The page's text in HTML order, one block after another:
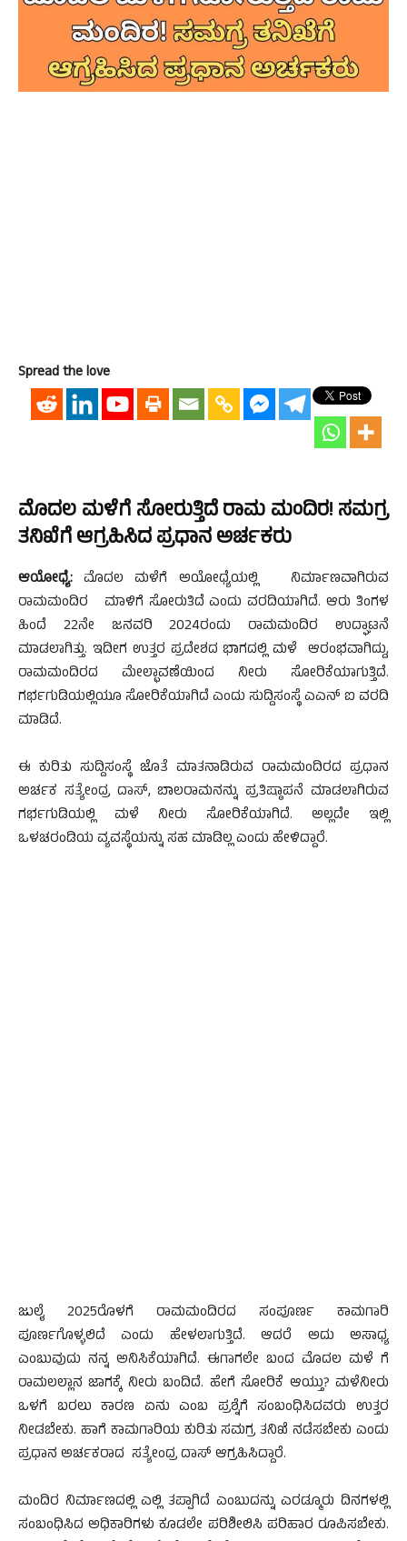
Spread the love
ಮೊದಲ ಮಳೆಗೆ ಸೋರುತ್ತಿದೆ ರಾಮ ಮಂದಿರ! ಸಮಗ್ರ
ತನಿಖೆಗೆ ಆಗ್ರಹಿಸಿದ ಪ್ರಧಾನ ಅರ್ಚಕರು
ಆಯೋಧ್ಯೆ: ಮೊದಲ ಮಳೆಗೆ ಅಯೋಧ್ಯೆಯಲ್ಲಿ ನಿರ್ಮಾಣವಾಗಿರುವ
ರಾಮಮಂದಿರ ಮಾಳಿಗೆ ಸೋರುತಿದೆ ಎಂದು ವರದಿಯಾಗಿದೆ. ಆರು ತಿಂಗಳ
ಹಿಂದೆ 22ನೇ ಜನವರಿ 2024ರಂದು ರಾಮಮಂದಿರ ಉದ್ಘಾಟನೆ
ಮಾಡಲಾಗಿತ್ತು. ಇದೀಗ ಉತ್ತರ ಪ್ರದೇಶದ ಭಾಗದಲ್ಲಿ ಮಳೆ ಆರಂಭವಾಗಿದ್ದು,
ರಾಮಮಂದಿರದ ಮೇಲ್ಛಾವಣೆಯಿಂದ ನೀರು ಸೋರಿಕೆಯಾಗುತ್ತಿದೆ.
ಗರ್ಭಗುಡಿಯಲ್ಲಿಯೂ ಸೋರಿಕೆಯಾಗಿದೆ ಎಂದು ಸುದ್ದಿಸಂಸ್ಥೆ ಎಎನ್ ಐ ವರದಿ
ಮಾಡಿದೆ.
ಈ ಕುರಿತು ಸುದ್ದಿಸಂಸ್ಥೆ ಜೊತೆ ಮಾತನಾಡಿರುವ ರಾಮಮಂದಿರದ ಪ್ರಧಾನ
ಅರ್ಚಕ ಸತ್ಯೇಂದ್ರ ದಾಸ್, ಬಾಲರಾಮನನ್ನು ಪ್ರತಿಷ್ಠಾಪನೆ ಮಾಡಲಾಗಿರುವ
ಗರ್ಭಗುಡಿಯಲ್ಲಿ ಮಳೆ ನೀರು ಸೋರಿಕೆಯಾಗಿದೆ. ಅಲ್ಲದೇ ಇಲ್ಲಿ
ಒಳಚರಂಡಿಯ ವ್ಯವಸ್ಥೆಯನ್ನು ಸಹ ಮಾಡಿಲ್ಲ ಎಂದು ಹೇಳಿದ್ದಾರೆ.
ಜುಲೈ 2025ರೊಳಗೆ ರಾಮಮಂದಿರದ ಸಂಪೂರ್ಣ ಕಾಮಗಾರಿ
ಪೂರ್ಣಗೊಳ್ಳಲಿದೆ ಎಂದು ಹೇಳಲಾಗುತ್ತಿದೆ. ಆದರೆ ಅದು ಅಸಾಧ್ಯ
ಎಂಬುವುದು ನನ್ನ ಅನಿಸಿಕೆಯಾಗಿದೆ. ಈಗಾಗಲೇ ಬಂದ ಮೊದಲ ಮಳೆ ಗೆ
ರಾಮಲಲ್ಲಾನ ಜಾಗಕ್ಕೆ ನೀರು ಬಂದಿದೆ. ಹೇಗೆ ಸೋರಿಕೆ ಆಯ್ತು? ಮಳೆನೀರು
ಒಳಗೆ ಬರಲು ಕಾರಣ ಏನು ಎಂಬ ಪ್ರಶ್ನೆಗೆ ಸಂಬಂಧಿಸಿದವರು ಉತ್ತರ
ನೀಡಬೇಕು. ಹಾಗೆ ಕಾಮಗಾರಿಯ ಕುರಿತು ಸಮಗ್ರ ತನಿಖೆ ನಡೆಸಬೇಕು ಎಂದು
ಪ್ರಧಾನ ಅರ್ಚಕರಾದ ಸತ್ಯೇಂದ್ರ ದಾಸ್ ಆಗ್ರಹಿಸಿದ್ದಾರೆ.
ಮಂದಿರ ನಿರ್ಮಾಣದಲ್ಲಿ ಎಲ್ಲಿ ತಪ್ಪಾಗಿದೆ ಎಂಬುದನ್ನು ಎರಡ್ಮೂರು ದಿನಗಳಲ್ಲಿ
ಸಂಬಂಧಿಸಿದ ಅಧಿಕಾರಿಗಳು ಕೂಡಲೇ ಪರಿಶೀಲಿಸಿ ಪರಿಹಾರ ರೂಪಿಸಬೇಕು.